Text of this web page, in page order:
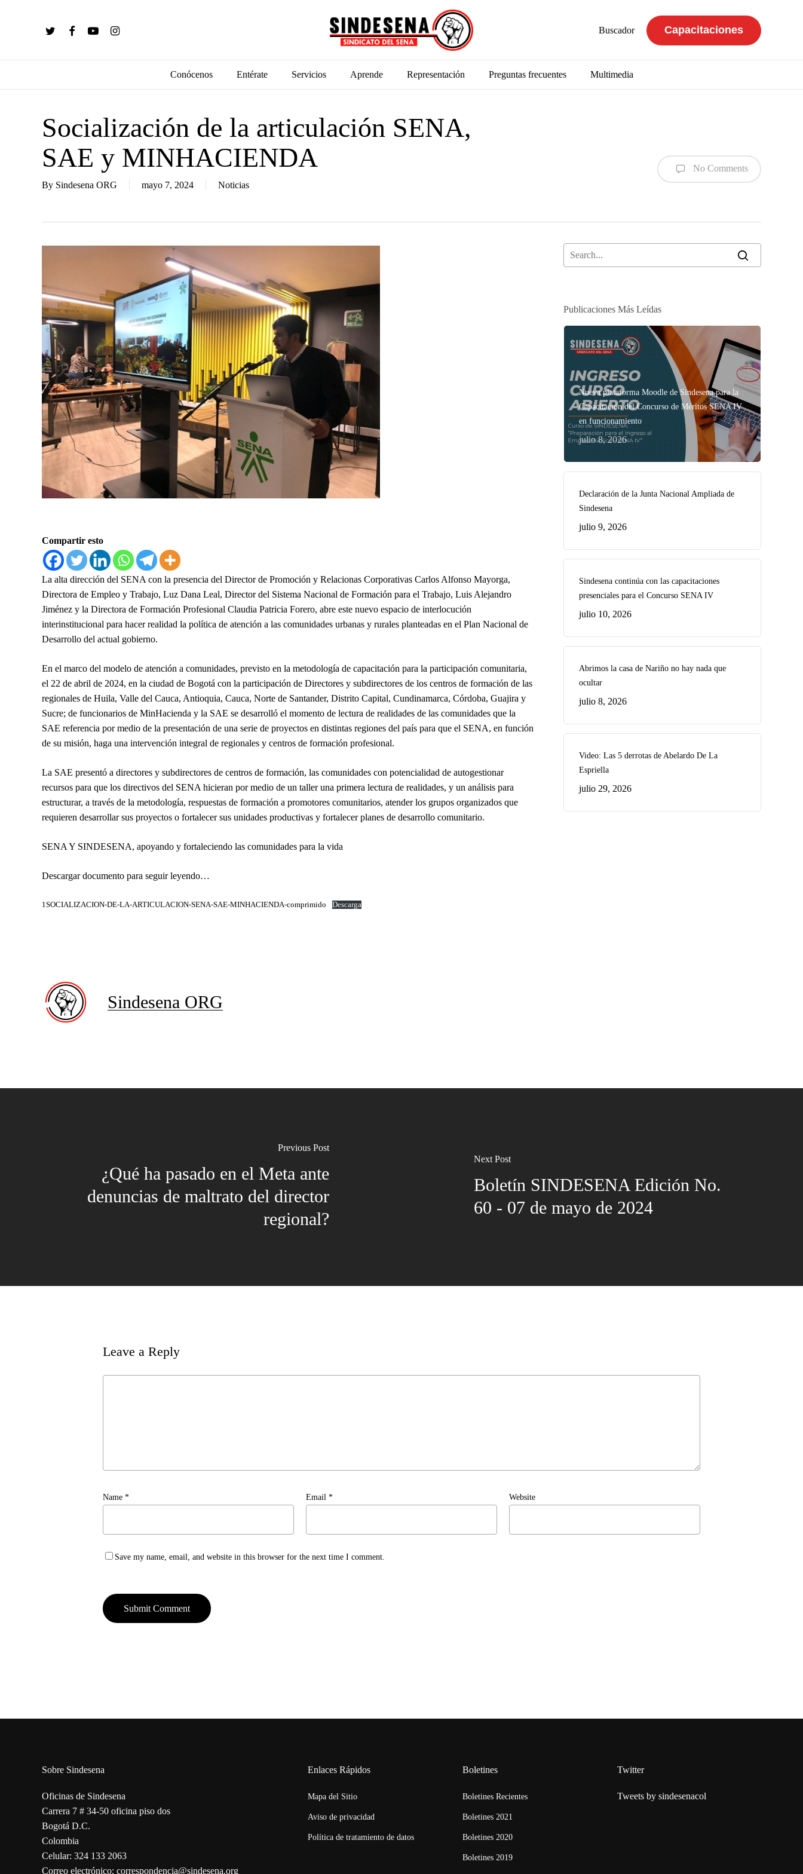
twitter facebookyoutubeinstagram Buscador Capacitaciones
Conócenos Entérate Servicios Aprende Representación Preguntas frecuentes Multimedia
Socialización de la articulación SENA,
SAE y MINHACIENDA
By Sindesena ORG mayo 7, 2024 Noticias
No Comments
Compartir esto
La alta dirección del SENA con la presencia del Director de Promoción y Relacionas Corporativas Carlos Alfonso Mayorga,
Directora de Empleo y Trabajo, Luz Dana Leal, Director del Sistema Nacional de Formación para el Trabajo, Luis Alejandro
Jiménez y la Directora de Formación Profesional Claudia Patricia Forero, abre este nuevo espacio de interlocución
interinstitucional para hacer realidad la política de atención a las comunidades urbanas y rurales planteadas en el Plan Nacional de
Desarrollo del actual gobierno.
En el marco del modelo de atención a comunidades, previsto en la metodología de capacitación para la participación comunitaria,
el 22 de abril de 2024, en la ciudad de Bogotá con la participación de Directores y subdirectores de los centros de formación de las
regionales de Huila, Valle del Cauca, Antioquia, Cauca, Norte de Santander, Distrito Capital, Cundinamarca, Córdoba, Guajira y
Sucre; de funcionarios de MinHacienda y la SAE se desarrolló el momento de lectura de realidades de las comunidades que la
SAE referencia por medio de la presentación de una serie de proyectos en distintas regiones del país para que el SENA, en función
de su misión, haga una intervención integral de regionales y centros de formación profesional.
La SAE presentó a directores y subdirectores de centros de formación, las comunidades con potencialidad de autogestionar
recursos para que los directivos del SENA hicieran por medio de un taller una primera lectura de realidades, y un análisis para
estructurar, a través de la metodología, respuestas de formación a promotores comunitarios, atender los grupos organizados que
requieren desarrollar sus proyectos o fortalecer sus unidades productivas y fortalecer planes de desarrollo comunitario.
SENA Y SINDESENA, apoyando y fortaleciendo las comunidades para la vida
Descargar documento para seguir leyendo…
1SOCIALIZACION-DE-LA-ARTICULACION-SENA-SAE-MINHACIENDA-comprimido Descarga
Sindesena ORG
Publicaciones Más Leídas
Nueva plataforma Moodle de Sindesena para la
Capacitación del Concurso de Méritos SENA IV
en funcionamiento
julio 8, 2026
Declaración de la Junta Nacional Ampliada de
Sindesena
julio 9, 2026
Sindesena continúa con las capacitaciones
presenciales para el Concurso SENA IV
julio 10, 2026
Abrimos la casa de Nariño no hay nada que
ocultar
julio 8, 2026
Video: Las 5 derrotas de Abelardo De La
Espriella
julio 29, 2026
Previous Post
¿Qué ha pasado en el Meta ante
denuncias de maltrato del director
regional?
Next Post
Boletín SINDESENA Edición No.
60 - 07 de mayo de 2024
Leave a Reply
Name * Email * Website
Save my name, email, and website in this browser for the next time I comment.
Sobre Sindesena
Oficinas de Sindesena
Carrera 7 # 34-50 oficina piso dos
Bogotá D.C.
Colombia
Celular: 324 133 2063
Correo electrónico: correspondencia@sindesena.org
Enlaces Rápidos
Mapa del Sitio
Aviso de privacidad
Política de tratamiento de datos
Boletines
Boletines Recientes
Boletines 2021
Boletines 2020
Boletines 2019
Twitter
Tweets by sindesenacol